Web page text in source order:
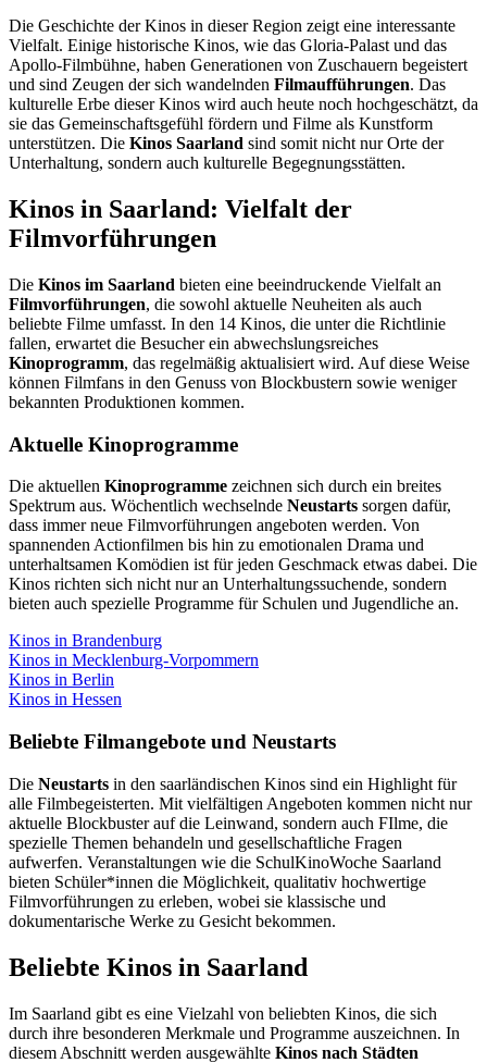
Die Geschichte der Kinos in dieser Region zeigt eine interessante
Vielfalt. Einige historische Kinos, wie das Gloria-Palast und das
Apollo-Filmbühne, haben Generationen von Zuschauern begeistert
und sind Zeugen der sich wandelnden Filmaufführungen. Das
kulturelle Erbe dieser Kinos wird auch heute noch hochgeschätzt, da
sie das Gemeinschaftsgefühl fördern und Filme als Kunstform
unterstützen. Die Kinos Saarland sind somit nicht nur Orte der
Unterhaltung, sondern auch kulturelle Begegnungsstätten.
Kinos in Saarland: Vielfalt der
Filmvorführungen
Die Kinos im Saarland bieten eine beeindruckende Vielfalt an
Filmvorführungen, die sowohl aktuelle Neuheiten als auch
beliebte Filme umfasst. In den 14 Kinos, die unter die Richtlinie
fallen, erwartet die Besucher ein abwechslungsreiches
Kinoprogramm, das regelmäßig aktualisiert wird. Auf diese Weise
können Filmfans in den Genuss von Blockbustern sowie weniger
bekannten Produktionen kommen.
Aktuelle Kinoprogramme
Die aktuellen Kinoprogramme zeichnen sich durch ein breites
Spektrum aus. Wöchentlich wechselnde Neustarts sorgen dafür,
dass immer neue Filmvorführungen angeboten werden. Von
spannenden Actionfilmen bis hin zu emotionalen Drama und
unterhaltsamen Komödien ist für jeden Geschmack etwas dabei. Die
Kinos richten sich nicht nur an Unterhaltungssuchende, sondern
bieten auch spezielle Programme für Schulen und Jugendliche an.
Kinos in Brandenburg
Kinos in Mecklenburg-Vorpommern
Kinos in Berlin
Kinos in Hessen
Beliebte Filmangebote und Neustarts
Die Neustarts in den saarländischen Kinos sind ein Highlight für
alle Filmbegeisterten. Mit vielfältigen Angeboten kommen nicht nur
aktuelle Blockbuster auf die Leinwand, sondern auch FIlme, die
spezielle Themen behandeln und gesellschaftliche Fragen
aufwerfen. Veranstaltungen wie die SchulKinoWoche Saarland
bieten Schüler*innen die Möglichkeit, qualitativ hochwertige
Filmvorführungen zu erleben, wobei sie klassische und
dokumentarische Werke zu Gesicht bekommen.
Beliebte Kinos in Saarland
Im Saarland gibt es eine Vielzahl von beliebten Kinos, die sich
durch ihre besonderen Merkmale und Programme auszeichnen. In
diesem Abschnitt werden ausgewählte Kinos nach Städten